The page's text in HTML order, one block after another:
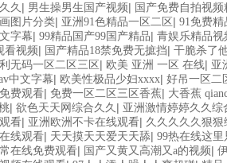
久 | 男生操男生国产视频| 国产免费自拍视频
图片分类| 亚洲91色精品一区二区 | 91免费
字幕| 99精品国产99国产精品| 青娱乐精品视
看视频| 国产精品18禁免费无摭挡| 干脆杀了
无码一区二区三区 | 欧美 亚洲 一区 在线| 亚
中文字幕| 欧美性极品少妇xxxx| 好吊一区二
费观看| 免费一区二区三区香蕉| 大香蕉
| 欲色天天网综合久久 | 亚洲激情婷婷久久综
看| 亚洲欧洲不卡在线观看| 久久久久久狠狠
线观看| 天天摸天天爱天天舔| 99热在线这
在线免费观看| 国产又黄又高潮又a的视频|